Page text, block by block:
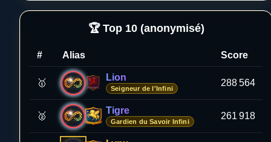
🏆 Top 10 (anonymisé)
# Alias Score
🥇
Lion
Seigneur de l'Infini
288 564
🥈
Tigre
Gardien du Savoir Infini
261 918